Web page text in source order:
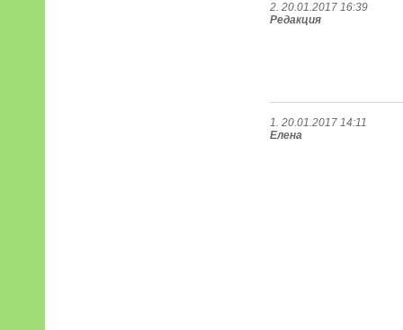
2. 20.01.2017 16:39
Редакция
1. 20.01.2017 14:11
Елена